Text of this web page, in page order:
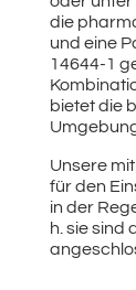
die
und eine
14644-1
bietet die
Unsere
für den
in der
h. sie sind